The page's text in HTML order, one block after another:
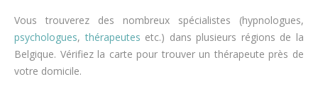
Vous trouverez des nombreux spécialistes (hypnologues,
psychologues,thérapeutes etc.) dans plusieurs régions de la
Belgique. Vérifiez la carte pour trouver un thérapeute près de
votre domicile.